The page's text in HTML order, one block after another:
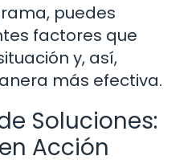
puedes
factores que
y, así,
más efectiva.
Soluciones:
Acción